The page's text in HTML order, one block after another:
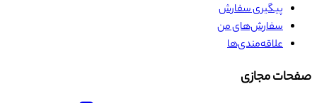
پیگیری سفارش
سفارش‌های من
علاقه‌مندی‌ها
صفحات مجازی